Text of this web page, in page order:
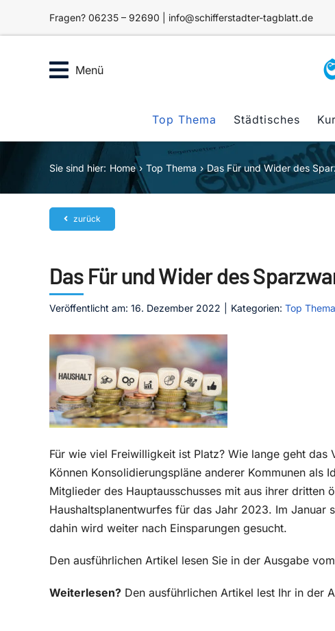
Fragen? 06235 – 92690 | info@schifferstadter-tagblatt.de
Menü
Top Thema Städtisches
Sie sind hier: Home Top Thema Das Für und Wider des
zurück
Das Für und Wider des
Veröffentlicht am: 16. Dezember 2022 Kategorien: Top Thema
Für wie viel Freiwilligkeit ist Platz? Wie lange geht das
Können Konsolidierungspläne anderer Kommunen als
Mitglieder des Hauptausschusses mit aus ihrer dritten
Haushaltsplanentwurfes für das Jahr 2023. Im Januar
dahin wird weiter nach Einsparungen gesucht.
Den ausführlichen Artikel lesen Sie in der Ausgabe
Weiterlesen? Den ausführlichen Artikel lest Ihr in der